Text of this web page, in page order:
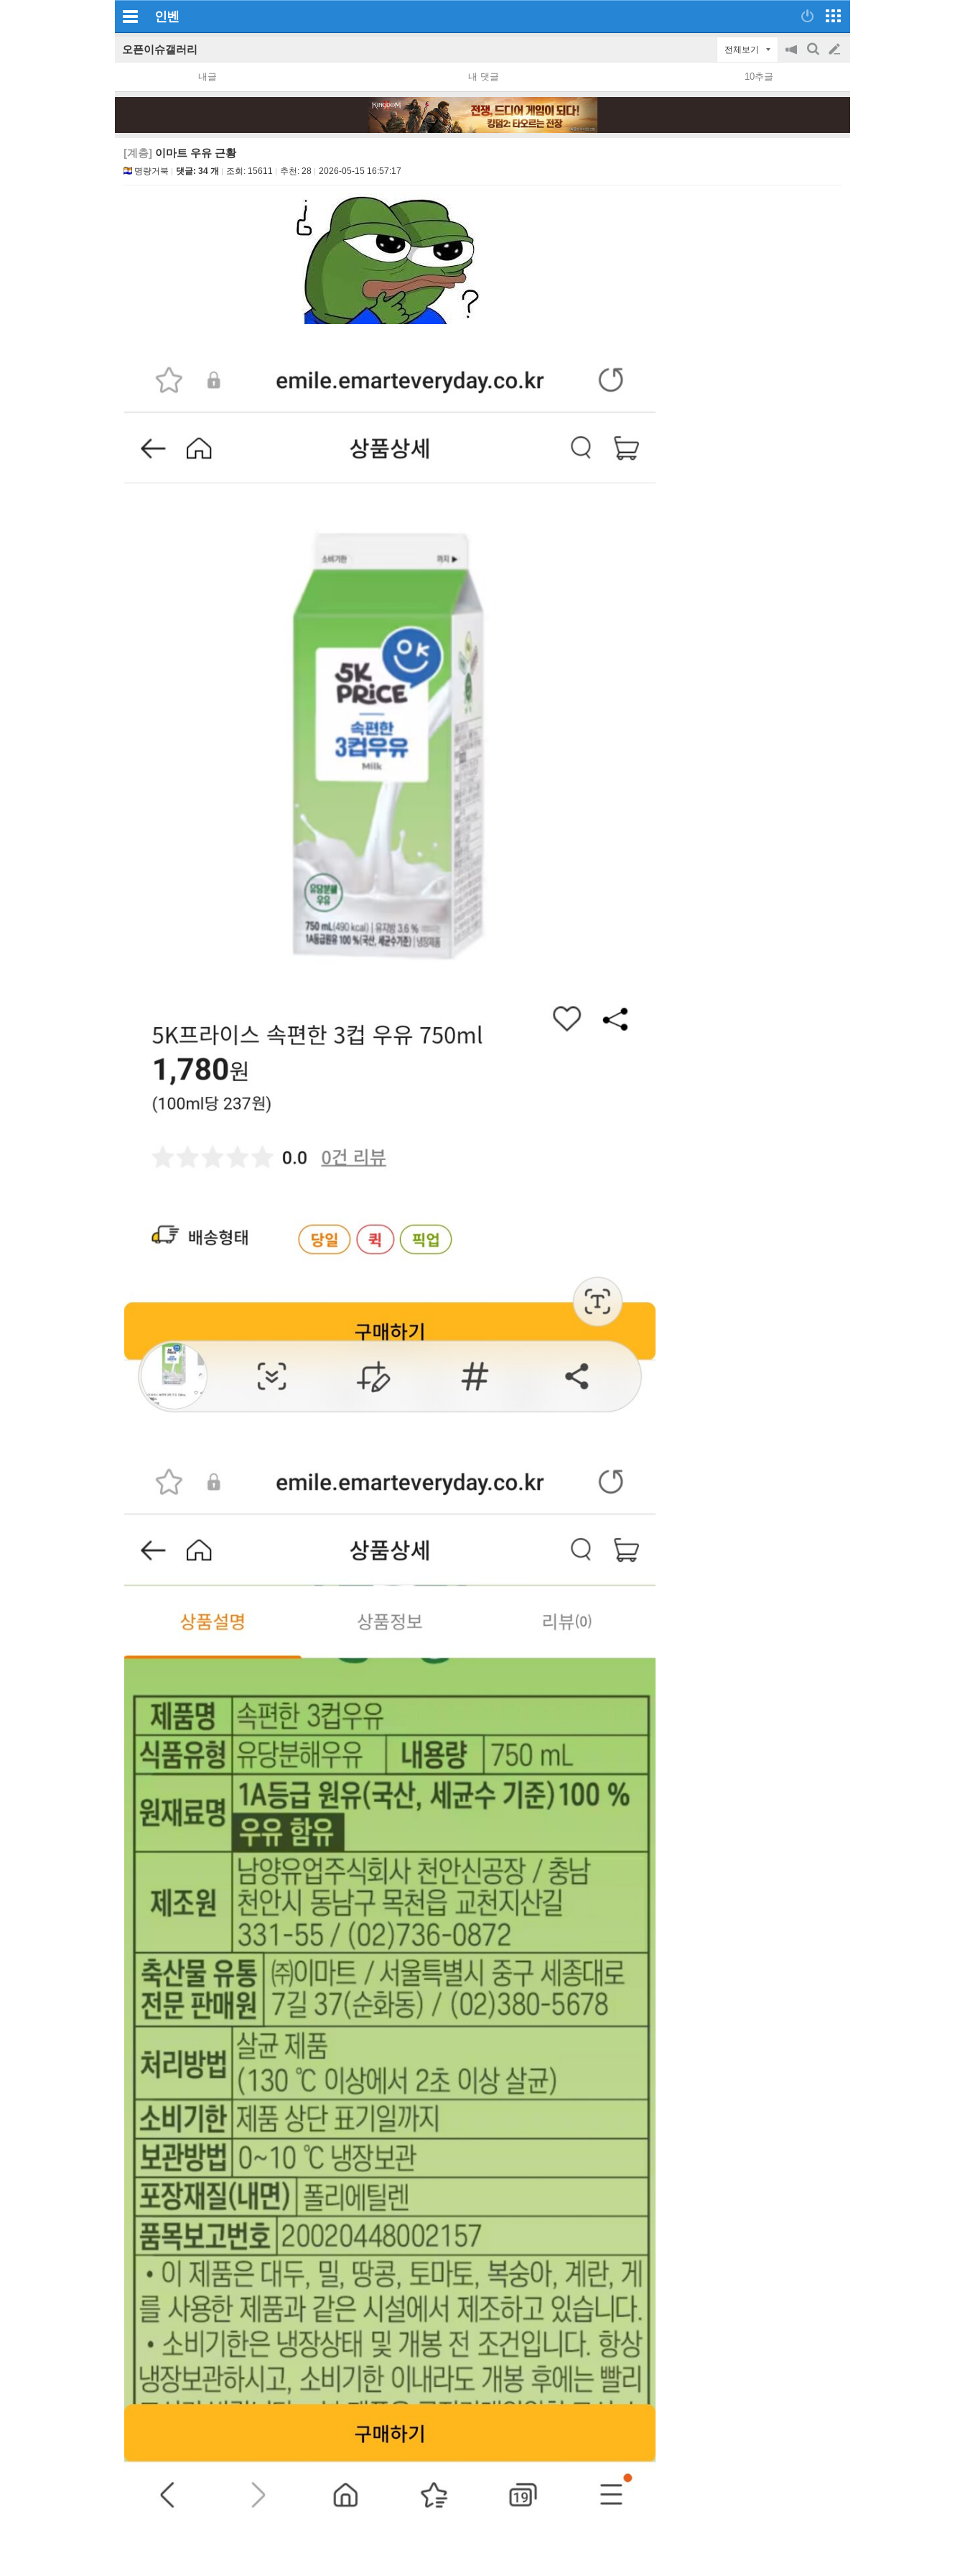
인벤
오픈이슈갤러리 전체보기
공
on/off
검
글
쓰
내글 내 댓글 10추글
[계층] 이마트 우유 근황
명량거북 댓글: 34 개 조회: 15611 추천: 28 2026-05-15 16:57:17